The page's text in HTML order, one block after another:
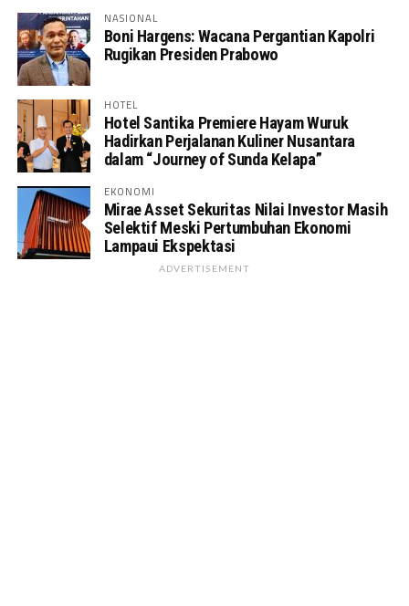
NASIONAL
Boni Hargens: Wacana Pergantian Kapolri
Rugikan Presiden Prabowo
HOTEL
Hotel Santika Premiere Hayam Wuruk
Hadirkan Perjalanan Kuliner Nusantara
dalam “Journey of Sunda Kelapa”
EKONOMI
Mirae Asset Sekuritas Nilai Investor Masih
Selektif Meski Pertumbuhan Ekonomi
Lampaui Ekspektasi
ADVERTISEMENT